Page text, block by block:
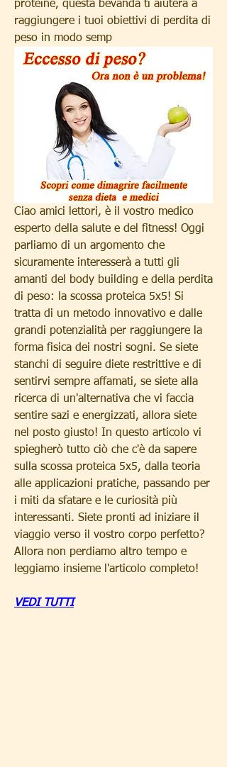
proteine, questa bevanda ti aiuterà a
raggiungere i tuoi obiettivi di perdita di
peso in modo semp
Ciao amici lettori, è il vostro medico
esperto della salute e del fitness! Oggi
parliamo di un argomento che
sicuramente interesserà a tutti gli
amanti del body building e della perdita
di peso: la scossa proteica 5x5! Si
tratta di un metodo innovativo e dalle
grandi potenzialità per raggiungere la
forma fisica dei nostri sogni. Se siete
stanchi di seguire diete restrittive e di
sentirvi sempre affamati, se siete alla
ricerca di un'alternativa che vi faccia
sentire sazi e energizzati, allora siete
nel posto giusto! In questo articolo vi
spiegherò tutto ciò che c'è da sapere
sulla scossa proteica 5x5, dalla teoria
alle applicazioni pratiche, passando per
i miti da sfatare e le curiosità più
interessanti. Siete pronti ad iniziare il
viaggio verso il vostro corpo perfetto?
Allora non perdiamo altro tempo e
leggiamo insieme l'articolo completo!
VEDI TUTTI